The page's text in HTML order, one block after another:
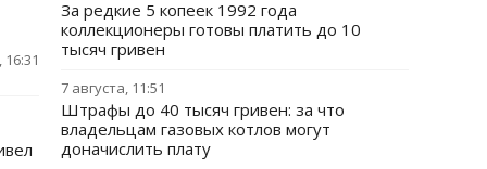
За редкие 5 копеек 1992 года
коллекционеры готовы платить до 10
тысяч гривен
7 августа, 11:51
Штрафы до 40 тысяч гривен: за что
владельцам газовых котлов могут
доначислить плату